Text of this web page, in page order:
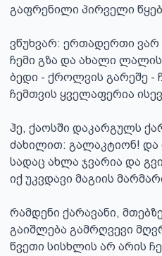
გაფრენილი პირველი
ვწუხვარ: ერთადერთი ვარ
ჩემი გზა და ახალი
ბედი - ქროლვის გარეშე -
ჩემთვის ყველაფერია
ჰე, ქაოსში დაკარგულს
ძახილით: გალაკტიონ! და
სადაც ახლა ჯვარია და
იქ უკვდავი მაგიის
რამდენი ქარავანი,
გაიშლება გამრღვევი
წვეთი სისხლის არ არის